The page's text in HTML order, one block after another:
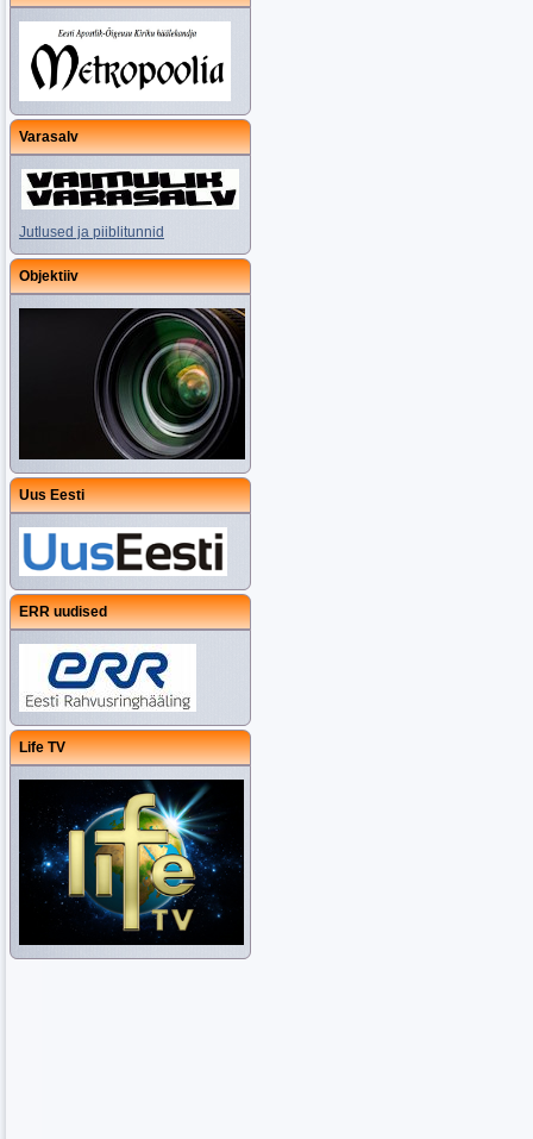
Varasalv
Jutlused ja piiblitunnid
Objektiiv
Uus Eesti
ERR uudised
Life TV